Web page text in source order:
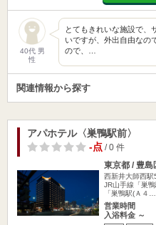
40代 男
性
とてもきれいな施設で、
いですが、外出自由なの
ので、…
関連情報から探す
アパホテル〈巣鴨駅前〉
-点/ 0 件
東京都 / 豊島
西新井大師西駅
JR山手線「巣
「巣鴨駅(Ａ４…
営業時間
入浴料金 ～